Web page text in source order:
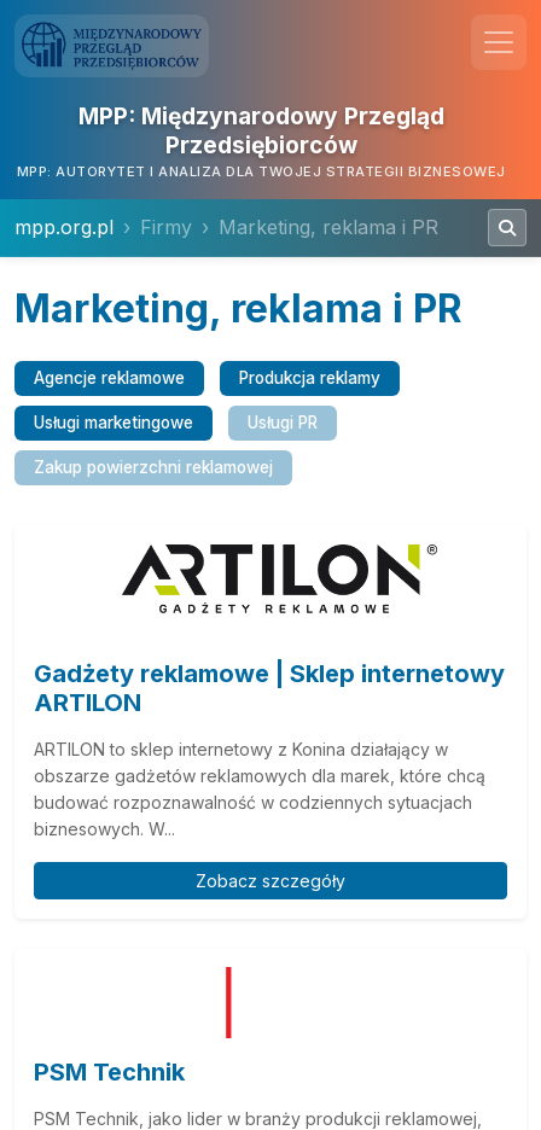
MPP: Międzynarodowy Przegląd
Przedsiębiorców
MPP: AUTORYTET I ANALIZA DLA TWOJEJ STRATEGII BIZNESOWEJ
mpp.org.pl Firmy Marketing, reklama i PR
Marketing, reklama i PR
Agencje reklamowe Produkcja reklamy
Usługi marketingowe Usługi PR
Zakup powierzchni reklamowej
Gadżety reklamowe | Sklep internetowy
ARTILON
ARTILON to sklep internetowy z Konina działający w
obszarze gadżetów reklamowych dla marek, które chcą
budować rozpoznawalność w codziennych sytuacjach
biznesowych. W...
Zobacz szczegóły
PSM Technik
PSM Technik, jako lider w branży produkcji reklamowej,